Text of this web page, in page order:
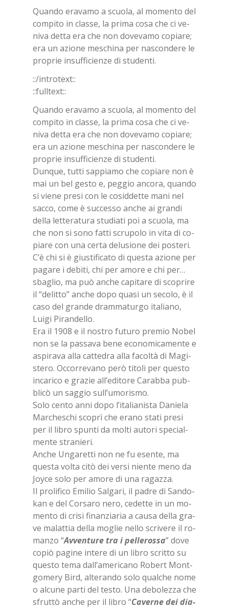
Quan­do era­va­mo a scuo­la, al mo­men­to del
com­pi­to in clas­se, la pri­ma cosa che ci ve­
ni­va det­ta era che non do­ve­va­mo co­pia­re;
era un azio­ne me­schi­na per na­scon­de­re le
pro­prie in­suf­fi­cien­ze di stu­den­ti.
::/in­tro­text::
::full­text::
Quan­do era­va­mo a scuo­la, al mo­men­to del
com­pi­to in clas­se, la pri­ma cosa che ci ve­
ni­va det­ta era che non do­ve­va­mo co­pia­re;
era un azio­ne me­schi­na per na­scon­de­re le
pro­prie in­suf­fi­cien­ze di stu­den­ti.
Dun­que, tut­ti sap­pia­mo che co­pia­re non è
mai un bel ge­sto e, peg­gio an­co­ra, quan­do
si vie­ne pre­si con le co­sid­det­te mani nel
sac­co, come è suc­ces­so an­che ai gran­di
del­la let­te­ra­tu­ra stu­dia­ti poi a scuo­la, ma
che non si sono fat­ti scru­po­lo in vita di co­
pia­re con una cer­ta de­lu­sio­ne dei po­ste­ri.
C’è chi si è giu­sti­fi­ca­to di que­sta azio­ne per
pa­ga­re i de­bi­ti, chi per amo­re e chi per…
sba­glio, ma può an­che ca­pi­ta­re di sco­pri­re
il “de­lit­to” an­che dopo qua­si un se­co­lo, è il
caso del gran­de dram­ma­tur­go ita­lia­no,
Lui­gi Pi­ran­del­lo.
Era il 1908 e il no­stro fu­tu­ro pre­mio No­bel
non se la pas­sa­va bene eco­no­mi­ca­men­te e
aspi­ra­va alla cat­te­dra alla fa­col­tà di Ma­gi­
ste­ro. Oc­cor­re­va­no però ti­to­li per que­sto
in­ca­ri­co e gra­zie al­l’e­di­to­re Ca­rab­ba pub­
bli­cò un sag­gio sul­l’u­mo­ri­smo.
Solo cen­to anni dopo l’i­ta­lia­ni­sta Da­nie­la
Mar­che­schi sco­prì che era­no sta­ti pre­si
per il li­bro spun­ti da mol­ti au­to­ri spe­cial­
men­te stra­nie­ri.
An­che Un­ga­ret­ti non ne fu esen­te, ma
que­sta vol­ta citò dei ver­si nien­te meno da
Joy­ce solo per amo­re di una ra­gaz­za.
Il pro­li­fi­co Emi­lio Sal­ga­ri, il pa­dre di San­do­
kan e del Cor­sa­ro nero, ce­det­te in un mo­
men­to di cri­si fi­nan­zia­ria a cau­sa del­la gra­
ve ma­lat­tia del­la mo­glie nel­lo scri­ve­re il ro­
man­zo “Av­ven­tu­re tra i pel­le­ros­sa” dove
co­piò pa­gi­ne in­te­re di un li­bro scrit­to su
que­sto tema dal­l’a­me­ri­ca­no Ro­bert Mont­
go­me­ry Bird, al­te­ran­do solo qual­che nome
o al­cu­ne par­ti del te­sto. Una de­bo­lez­za che
sfrut­tò an­che per il li­bro “Ca­ver­ne dei dia­